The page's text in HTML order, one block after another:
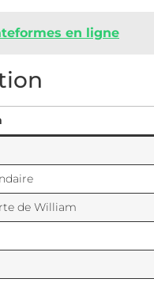
en ligne
de William